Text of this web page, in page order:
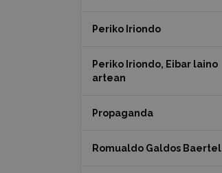
Periko Iriondo
Periko Iriondo, Eibar laino
artean
Propaganda
Romualdo Galdos Baertel